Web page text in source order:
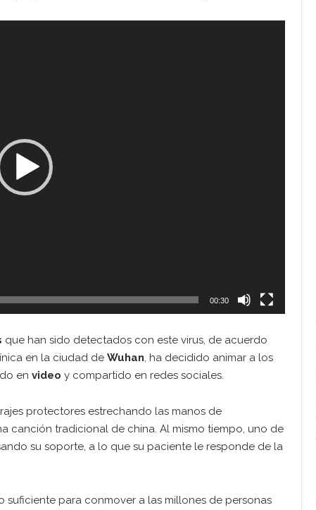
00:30
que han sido detectados con este virus, de acuerdo
en la ciudad de Wuhan, ha decidido animar a los
en video y compartido en redes sociales.
protectores estrechando las manos de
canción tradicional de china. Al mismo tiempo, uno de
su soporte, a lo que su paciente le responde de la
suficiente para conmover a las millones de personas